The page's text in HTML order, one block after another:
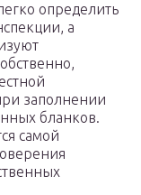
определить
а
заполнении
бланков.
самой